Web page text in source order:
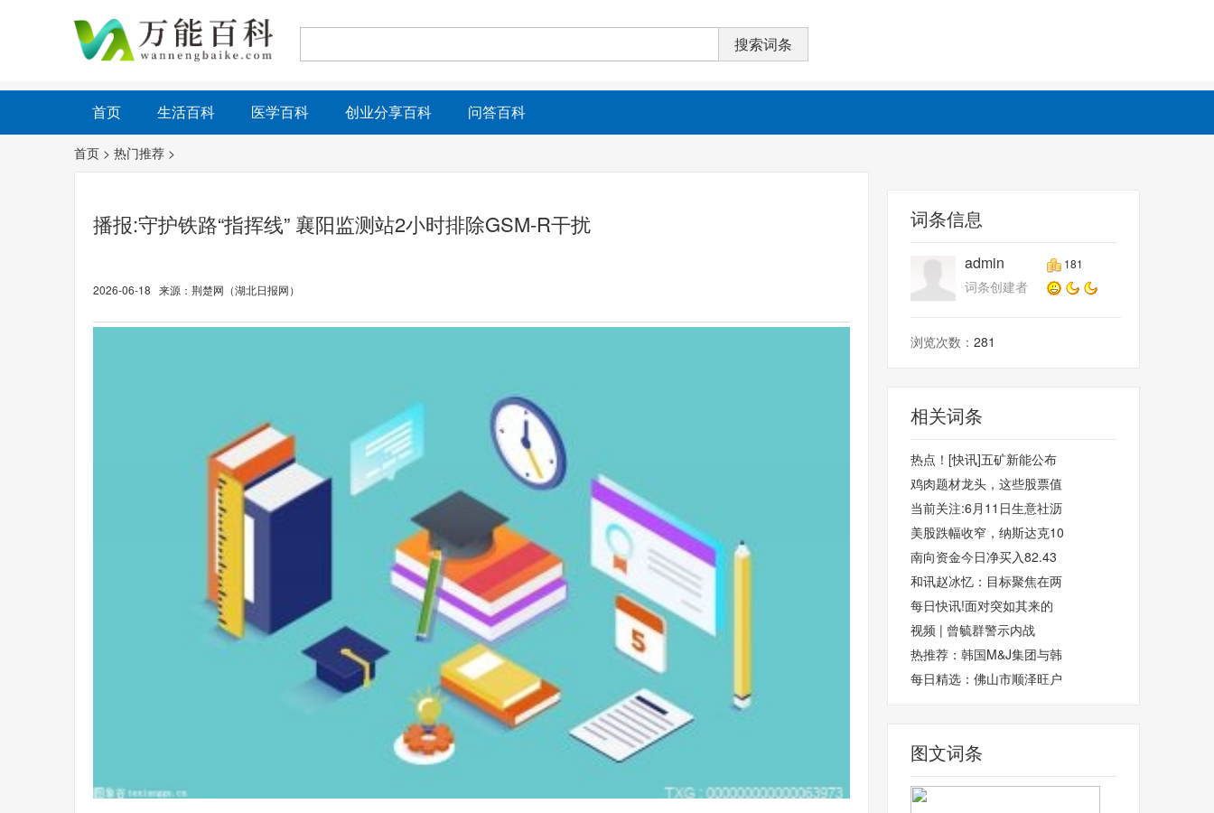
首页 生活百科 医学百科 创业分享百科 问答百科
首页 > 热门推荐 >
播报:守护铁路“指挥线” 襄阳监测站2小时排除GSM-R干扰
2026-06-18 来源：荆楚网（湖北日报网）
词条信息
admin 181
词条创建者
浏览次数： 281
相关词条
热点！[快讯]五矿新能公布
鸡肉题材龙头，这些股票值
当前关注:6月11日生意社沥
美股跌幅收窄，纳斯达克10
南向资金今日净买入82.43
和讯赵冰忆：目标聚焦在两
每日快讯!面对突如其来的
视频 | 曾毓群警示内战
热推荐：韩国M&J集团与韩
每日精选：佛山市顺泽旺户
图文词条